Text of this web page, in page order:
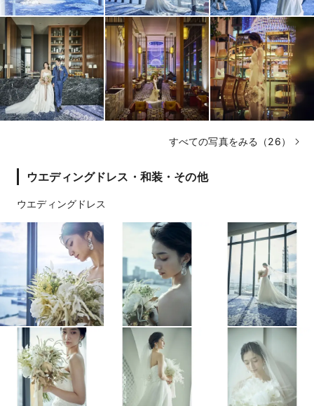
すべての写真をみる（26）
ウエディングドレス・和装・その他
ウエディングドレス